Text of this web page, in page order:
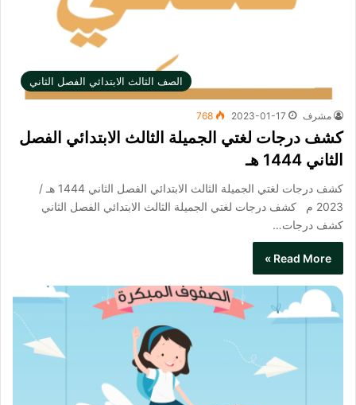
الصف الثالث الابتدائي الفصل الثاني
مشرف 2023-01-17
768
كشف درجات لغتي الجميلة الثالث الابتدائي الفصل
الثاني 1444 هـ
كشف درجات لغتي الجميلة الثالث الابتدائي الفصل الثاني 1444 هـ /
2023 م كشف درجات لغتي الجميلة الثالث الابتدائي الفصل الثاني​
كشف درجات…
Read More »